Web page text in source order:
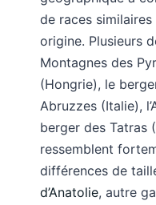
de races
origine. Plusieurs
Montagnes des
(Hongrie), le
Abruzzes (Italie),
berger des Tatras
ressemblent
différences de
d’Anatolie, autre